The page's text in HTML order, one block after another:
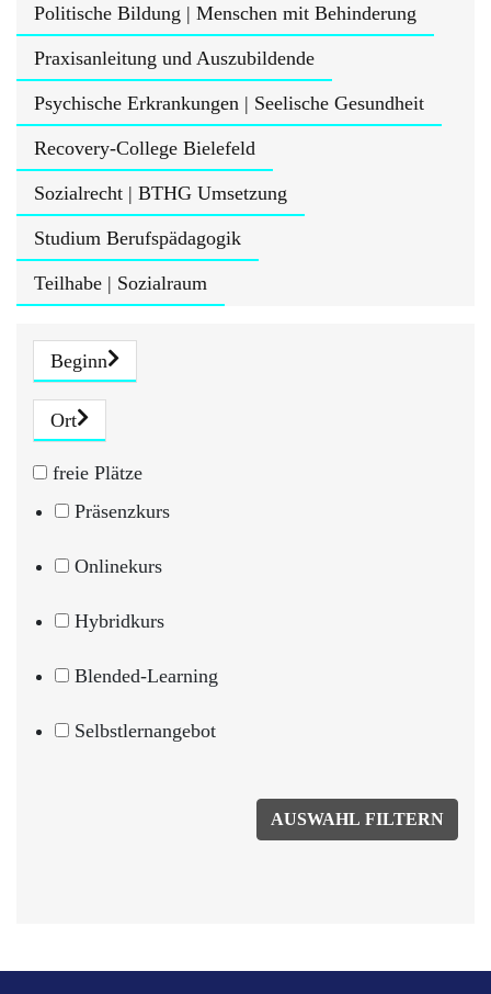
Politische Bildung | Menschen mit Behinderung
Praxisanleitung und Auszubildende
Psychische Erkrankungen | Seelische Gesundheit
Recovery-College Bielefeld
Sozialrecht | BTHG Umsetzung
Studium Berufspädagogik
Teilhabe | Sozialraum
Beginn
Ort
freie Plätze
Präsenzkurs
Onlinekurs
Hybridkurs
Blended-Learning
Selbstlernangebot